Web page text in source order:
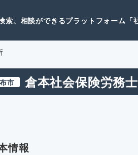
、相談ができるプラットフォーム「
市 倉本社会保険労務
情報